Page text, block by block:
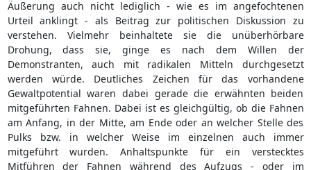
Äußerung auch nicht lediglich - wie es im angefochtenen
Urteil anklingt - als Beitrag zur politischen Diskussion zu
verstehen. Vielmehr beinhaltete sie die unüberhörbare
Drohung, dass sie, ginge es nach dem Willen der
Demonstranten, auch mit radikalen Mitteln durchgesetzt
werden würde. Deutliches Zeichen für das vorhandene
Gewaltpotential waren dabei gerade die erwähnten beiden
mitgeführten Fahnen. Dabei ist es gleichgültig, ob die Fahnen
am Anfang, in der Mitte, am Ende oder an welcher Stelle des
Pulks bzw. in welcher Weise im einzelnen auch immer
mitgeführt wurden. Anhaltspunkte für ein verstecktes
Mitführen der Fahnen während des Aufzugs - oder im